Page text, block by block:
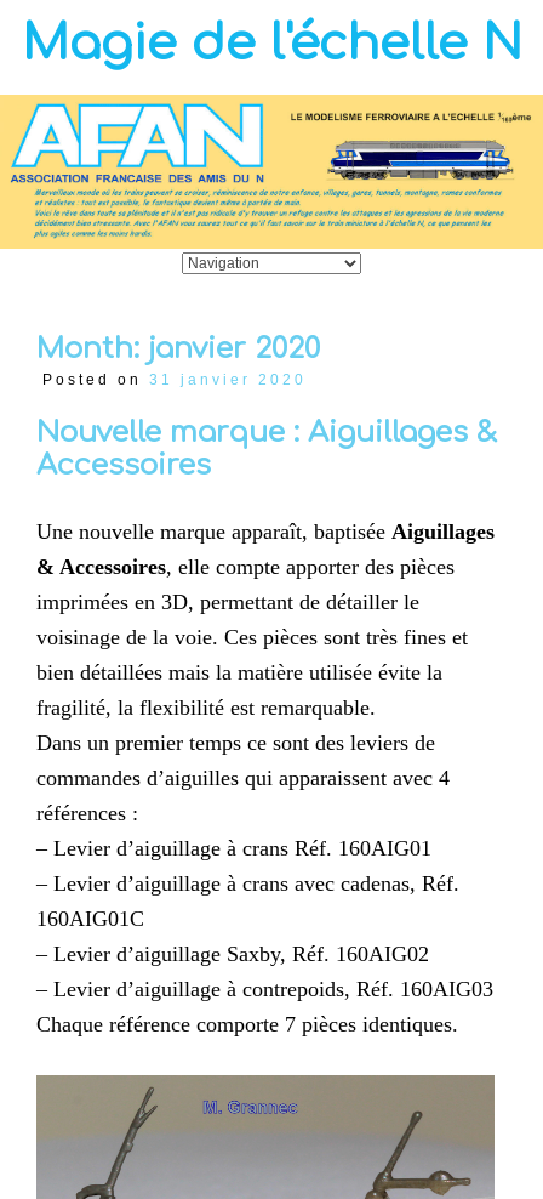
Magie de l'échelle N
Month: janvier 2020
Posted on 31 janvier 2020
Nouvelle marque : Aiguillages &
Accessoires
Une nouvelle marque apparaît, baptisée Aiguillages
& Accessoires, elle compte apporter des pièces
imprimées en 3D, permettant de détailler le
voisinage de la voie. Ces pièces sont très fines et
bien détaillées mais la matière utilisée évite la
fragilité, la flexibilité est remarquable.
Dans un premier temps ce sont des leviers de
commandes d’aiguilles qui apparaissent avec 4
références :
– Levier d’aiguillage à crans Réf. 160AIG01
– Levier d’aiguillage à crans avec cadenas, Réf.
160AIG01C
– Levier d’aiguillage Saxby, Réf. 160AIG02
– Levier d’aiguillage à contrepoids, Réf. 160AIG03
Chaque référence comporte 7 pièces identiques.